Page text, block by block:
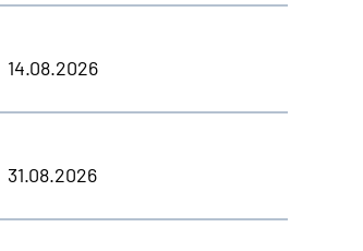
14.08.2026
31.08.2026